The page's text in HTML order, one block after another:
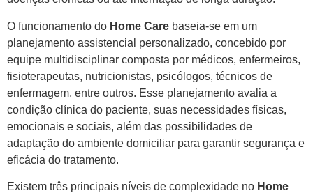
O funcionamento do Home Care baseia-se em um
planejamento assistencial personalizado, concebido por
equipe multidisciplinar composta por médicos, enfermeiros,
fisioterapeutas, nutricionistas, psicólogos, técnicos de
enfermagem, entre outros. Esse planejamento avalia a
condição clínica do paciente, suas necessidades físicas,
emocionais e sociais, além das possibilidades de
adaptação do ambiente domiciliar para garantir segurança e
eficácia do tratamento.
Existem três principais níveis de complexidade no Home